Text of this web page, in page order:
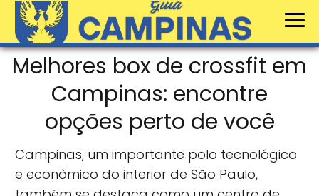
Melhores box de crossfit em
Campinas: encontre
opções perto de você
Campinas, um importante polo tecnológico
e econômico do interior de São Paulo,